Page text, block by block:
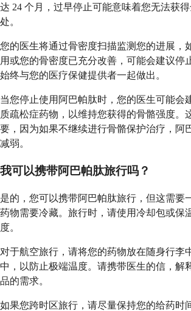
达 24 个月，过早停止可能意味着您无法获
处。
您的医生将通过骨密度扫描监测您的进展，
用或您的骨密度已充分改善，可能会建议停
始终与您的医疗保健提供者一起做出。
当您停止使用阿巴帕肽时，您的医生可能会
质疏松症药物，以维持您获得的骨骼强度。
要，因为如果不继续进行骨骼保护治疗，阿
减弱。
我可以携带阿巴帕肽旅行吗？
是的，您可以携带阿巴帕肽旅行，但这需要
药物需要冷藏。旅行时，请使用冷却包或保
度。
对于航空旅行，请将您的药物放在随身行李
中，以防止极端温度。请携带医生的信，解
品的需求。
如果您跨时区旅行，请尽量保持您的给药时